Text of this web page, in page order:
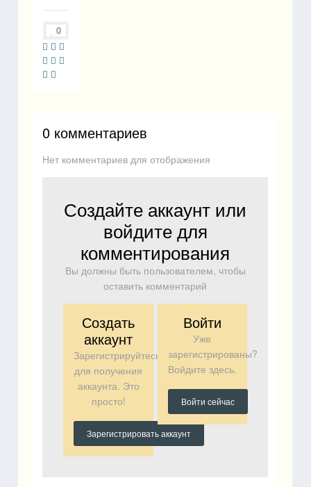
0
0 комментариев
Нет комментариев для отображения
Создайте аккаунт или
войдите для
комментирования
Вы должны быть пользователем, чтобы
оставить комментарий
Создать
аккаунт
Зарегистрируйтесь
для получения
аккаунта. Это
просто!
Зарегистрировать аккаунт
Войти
Уже
зарегистрированы?
Войдите здесь.
Войти сейчас